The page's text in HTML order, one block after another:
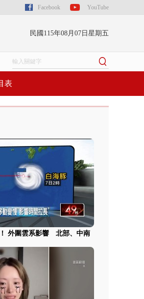
Facebook YouTube
民國115年08月07日星期五
表
外圍雲系影響 北部、中南